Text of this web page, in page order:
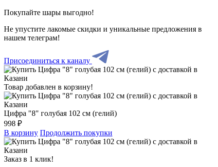
Покупайте шары выгодно!
Не упустите лакомые скидки и уникальные предложения в
нашем телеграм!
Присоединиться к каналу
Товар добавлен в корзину!
Цифра "8" голубая 102 см (гелий)
998 ₽
В корзину Продолжить покупки
Заказ в 1 клик!